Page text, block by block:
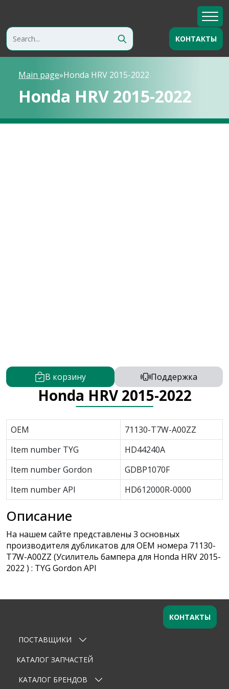
КОНТАКТЫ
Main page»Honda HRV 2015-2022
Honda HRV 2015-2022
В корзину Поддержка
Honda HRV 2015-2022
OEM
71130-T7W-A00ZZ
Item number TYG
HD44240A
Item number Gordon
GDBP1070F
Item number API
HD612000R-0000
Описание
На нашем сайте представлены 3 основных
производителя дубликатов для OEM номера 71130-
T7W-A00ZZ (Усилитель бампера для Honda HRV 2015-
2022 ) : TYG Gordon API
Оставьте заявку
Ваше имя
Email
ПОСТАВЩИКИ
КАТАЛОГ ЗАПЧАСТЕЙ
КАТАЛОГ БРЕНДОВ
КОНТАКТЫ